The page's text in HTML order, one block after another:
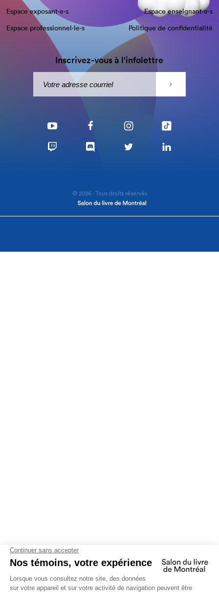
Espace exposant·e⋅s
Espace enseignant·e⋅s
Espace professionnel·le⋅s
Politique de confidentialité
Inscrivez-vous à l'infolettre
© 2026 - Tous droits réservés